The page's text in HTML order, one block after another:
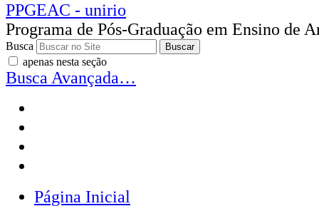
PPGEAC - unirio
Programa de Pós-Graduação em Ensino de
Busca
apenas nesta seção
Busca Avançada…
Página Inicial